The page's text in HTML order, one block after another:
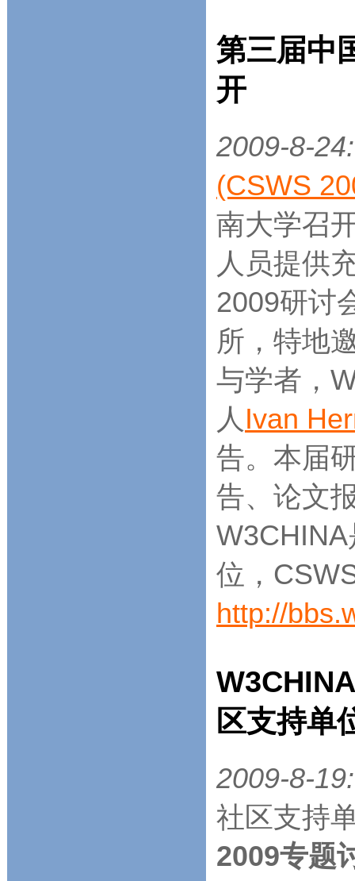
第三届中
开
2009-8-24:
(CSWS
南大学召
人员提供
2009研讨
所，特地
与学者，
人 Ivan
告。本届
告、论文
位，
http://
区支持单
2009-8-19:
社区支持
2009专题